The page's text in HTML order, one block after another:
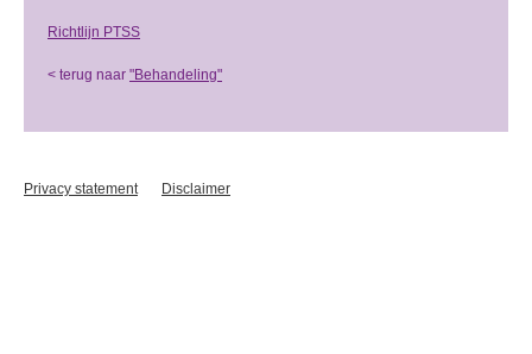
Richtlijn PTSS
< terug naar "Behandeling"
Privacy statement Disclaimer